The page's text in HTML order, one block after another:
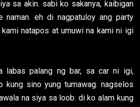
sa akin. sabi ko sakanya, kaibigan
naman. eh di nagpatuloy ang party
kami natapos at umuwi na kami ni igi
labas palang ng bar, sa car ni igi,
kung sino yung tumawag. nagselos
na siya sa loob. di ko alam kung